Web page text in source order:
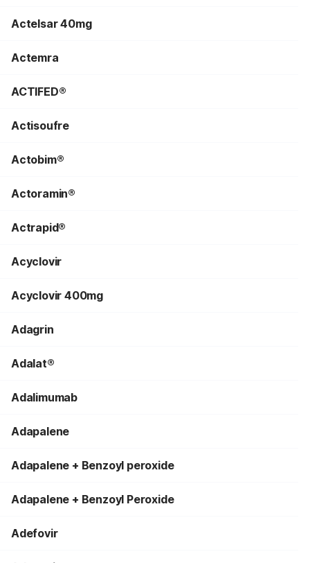
Actelsar 40mg
Actemra
ACTIFED®
Actisoufre
Actobim®
Actoramin®
Actrapid®
Acyclovir
Acyclovir 400mg
Adagrin
Adalat®
Adalimumab
Adapalene
Adapalene + Benzoyl peroxide
Adapalene + Benzoyl Peroxide
Adefovir